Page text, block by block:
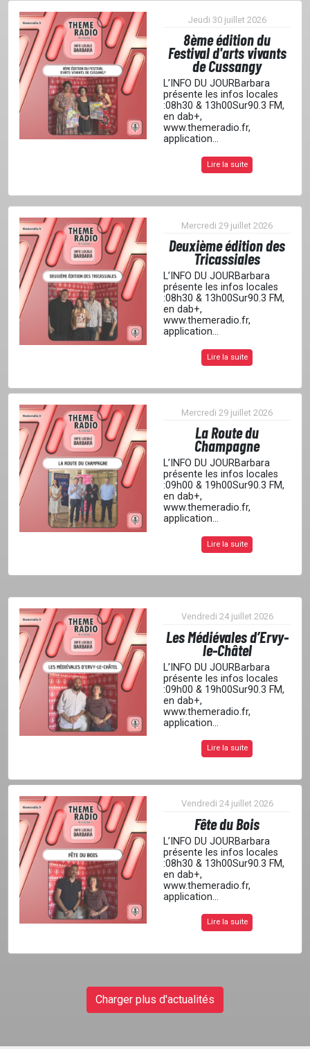
PODCASTS
EMISSIONS
LOCATION STUDIO
L'ASSO
PUBLICITÉ
Jeudi 30 juillet 2026
8ème édition du
Festival d'arts vivants
de Cussangy
L’INFO DU JOURBarbara
présente les infos locales
:08h30 & 13h00Sur90.3 FM,
en dab+,
www.themeradio.fr,
application...
Lire la suite
Mercredi 29 juillet 2026
Deuxième édition des
Tricassiales
L’INFO DU JOURBarbara
présente les infos locales
:08h30 & 13h00Sur90.3 FM,
en dab+,
www.themeradio.fr,
application...
Lire la suite
Mercredi 29 juillet 2026
La Route du
Champagne
L’INFO DU JOURBarbara
présente les infos locales
:09h00 & 19h00Sur90.3 FM,
en dab+,
www.themeradio.fr,
application...
Lire la suite
Vendredi 24 juillet 2026
Les Médiévales d’Ervy-
le-Châtel
L’INFO DU JOURBarbara
présente les infos locales
:09h00 & 19h00Sur90.3 FM,
en dab+,
www.themeradio.fr,
application...
Lire la suite
Vendredi 24 juillet 2026
Fête du Bois
L’INFO DU JOURBarbara
présente les infos locales
:08h30 & 13h00Sur90.3 FM,
en dab+,
www.themeradio.fr,
application...
Lire la suite
Charger plus d'actualités